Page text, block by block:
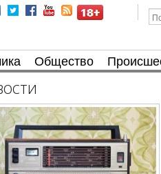
Общество